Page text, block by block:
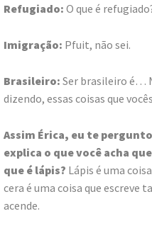
Refugiado: O que é
Imigração: Pfuit, não sei.
Brasileiro: Ser brasileiro é…
dizendo, essas coisas que
Assim Érica, eu te
explica o que você acha
que é lápis? Lápis é uma
cera é uma coisa que escreve
acende.